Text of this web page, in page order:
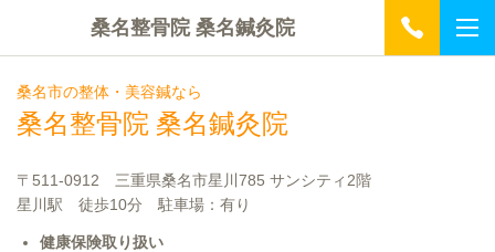
桑名整骨院 桑名鍼灸院
桑名市の整体・美容鍼なら
桑名整骨院 桑名鍼灸院
〒511-0912 三重県桑名市星川785 サンシティ2階
星川駅 徒歩10分 駐車場：有り
健康保険取り扱い